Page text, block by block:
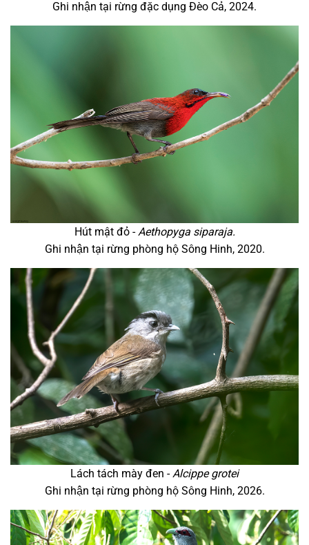
Ghi nhận tại rừng đặc dụng Đèo Cả, 2024.
Hút mật đỏ -Aethopyga siparaja.
Ghi nhận tại rừng phòng hộ Sông Hinh, 2020.
Lách tách mày đen -Alcippe grotei
Ghi nhận tại rừng phòng hộ Sông Hinh, 2026.